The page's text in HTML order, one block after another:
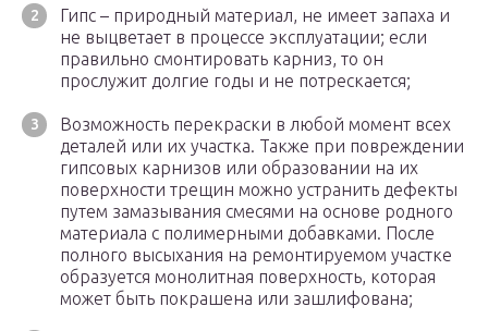
Гипс – природный материал, не имеет запаха и
не выцветает в процессе эксплуатации; если
правильно смонтировать карниз, то он
прослужит долгие годы и не потрескается;
Возможность перекраски в любой момент всех
деталей или их участка. Также при повреждении
гипсовых карнизов или образовании на их
поверхности трещин можно устранить дефекты
путем замазывания смесями на основе родного
материала с полимерными добавками. После
полного высыхания на ремонтируемом участке
образуется монолитная поверхность, которая
может быть покрашена или зашлифована;